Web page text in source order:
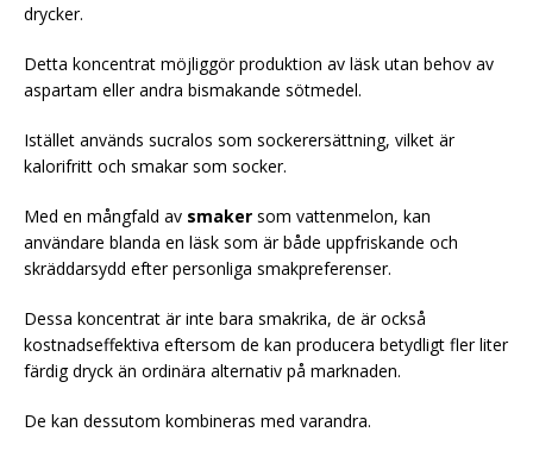
drycker.
Detta koncentrat möjliggör produktion av läsk utan behov av
aspartam eller andra bismakande sötmedel.
Istället används sucralos som sockerersättning, vilket är
kalorifritt och smakar som socker.
Med en mångfald av smaker som vattenmelon, kan
användare blanda en läsk som är både uppfriskande och
skräddarsydd efter personliga smakpreferenser.
Dessa koncentrat är inte bara smakrika, de är också
kostnadseffektiva eftersom de kan producera betydligt fler liter
färdig dryck än ordinära alternativ på marknaden.
De kan dessutom kombineras med varandra.